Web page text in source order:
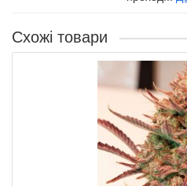
Схожі товари